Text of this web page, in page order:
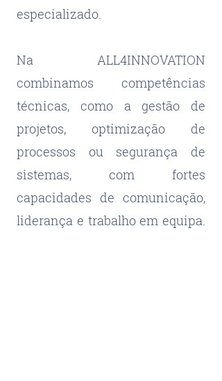
especializado.​
Na ALL4INNOVATION
combinamos competências
técnicas, como a gestão de
projetos, optimização de
processos ou segurança de
sistemas, com fortes
capacidades de comunicação,
liderança e trabalho em equipa.